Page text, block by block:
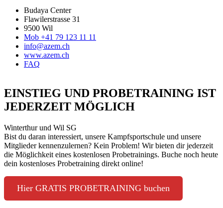
Budaya Center
Flawilerstrasse 31
9500 Wil
Mob +41 79 123 11 11
info@azem.ch
www.azem.ch
FAQ
EINSTIEG UND PROBETRAINING IST
JEDERZEIT MÖGLICH
Winterthur und Wil SG
Bist du daran interessiert, unsere Kampfsportschule und unsere
Mitglieder kennenzulernen? Kein Problem! Wir bieten dir jederzeit
die Möglichkeit eines kostenlosen Probetrainings. Buche noch heute
dein kostenloses Probetraining direkt online!
Hier GRATIS PROBETRAINING buchen